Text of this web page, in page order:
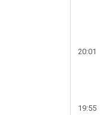
20:01
19:55